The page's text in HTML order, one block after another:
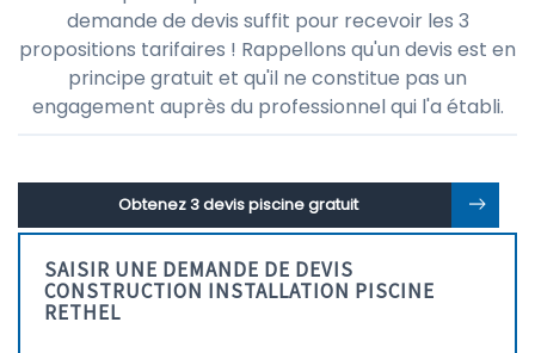
demande de devis suffit pour recevoir les 3
propositions tarifaires ! Rappellons qu'un devis est en
principe gratuit et qu'il ne constitue pas un
engagement auprès du professionnel qui l'a établi.
Obtenez 3 devis piscine gratuit
SAISIR UNE DEMANDE DE DEVIS
CONSTRUCTION INSTALLATION PISCINE
RETHEL